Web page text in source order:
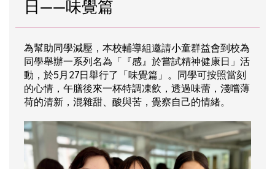
日——味覺篇
為幫助同學減壓，本校輔導組邀請小童群益會到校為
同學舉辦一系列名為「『感』於嘗試精神健康日」活
動，於5月27日舉行了「味覺篇」。同學可按照當刻
的心情，午膳後來一杯特調凍飲，透過味蕾，淺嚐薄
荷的清新，混雜甜、酸與苦，覺察自己的情緒。